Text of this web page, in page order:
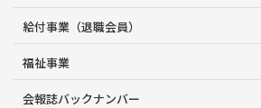
給付事業（退職会員）
福祉事業
会報誌バックナンバー